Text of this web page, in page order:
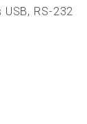
RS-232